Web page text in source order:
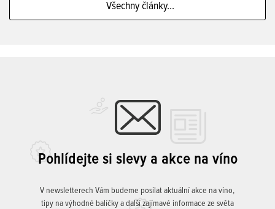
Všechny články...
Pohlídejte si slevy a akce na víno
V newsletterech Vám budeme posílat aktuální akce na víno,
tipy na výhodné balíčky a další zajímavé informace ze světa